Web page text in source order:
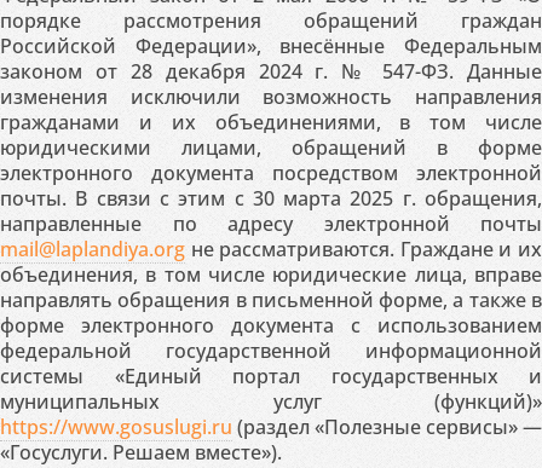
порядке рассмотрения обращений граждан
Российской Федерации», внесённые Федеральным
законом от 28 декабря 2024 г. № 547-ФЗ. Данные
изменения исключили возможность направления
гражданами и их объединениями, в том числе
юридическими лицами, обращений в форме
электронного документа посредством электронной
почты. В связи с этим с 30 марта 2025 г. обращения,
направленные по адресу электронной почты
mail@laplandiya.org не рассматриваются. Граждане и их
объединения, в том числе юридические лица, вправе
направлять обращения в письменной форме, а также в
форме электронного документа с использованием
федеральной государственной информационной
системы «Единый портал государственных и
муниципальных услуг (функций)»
https://www.gosuslugi.ru (раздел «Полезные сервисы» —
«Госуслуги. Решаем вместе»).